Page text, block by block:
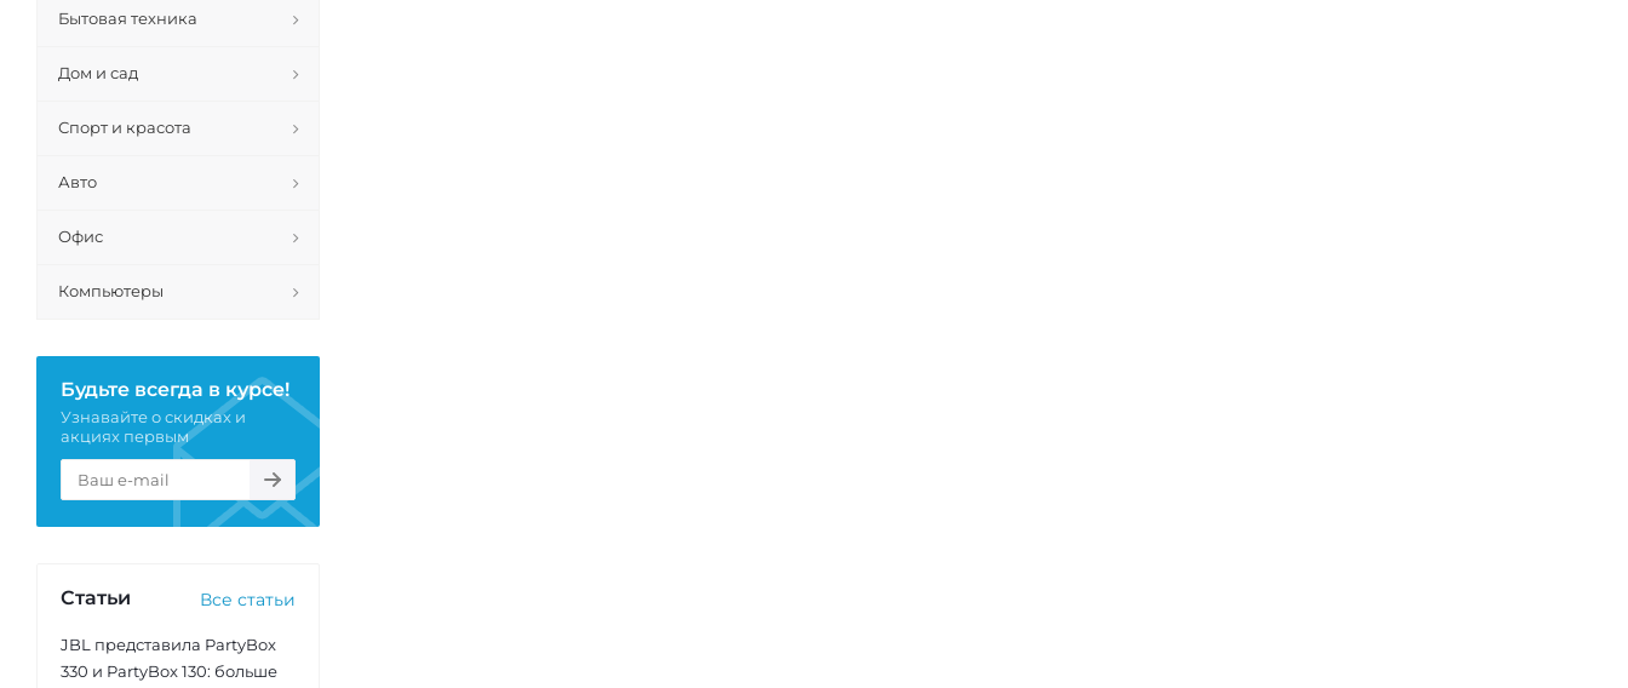
Бытовая техника
Дом и сад
Спорт и красота
Авто
Офис
Компьютеры
Будьте всегда в курсе!
Узнавайте о скидках и
акциях первым
Статьи Все статьи
JBL представила PartyBox
330 и PartyBox 130: больше